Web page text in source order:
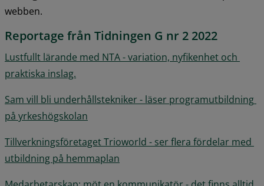
webben.
Reportage från Tidningen G nr 2 2022
Lustfullt lärande med NTA - variation, nyfikenhet och
praktiska inslag.
Sam vill bli underhållstekniker - läser programutbildning
på yrkeshögskolan
Tillverkningsföretaget Trioworld - ser flera fördelar med
utbildning på hemmaplan